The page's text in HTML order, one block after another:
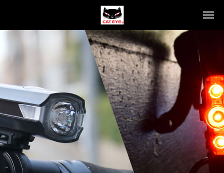
セーフティライト
サイクルアクセサリー
リフレクター 交通安全施設用品
コラム
コンピュータで楽しもう 安全・快適なライト
販売店